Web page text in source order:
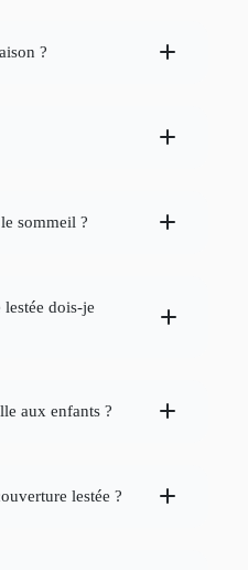
?
sommeil ?
dois-je
aux enfants ?
lestée ?